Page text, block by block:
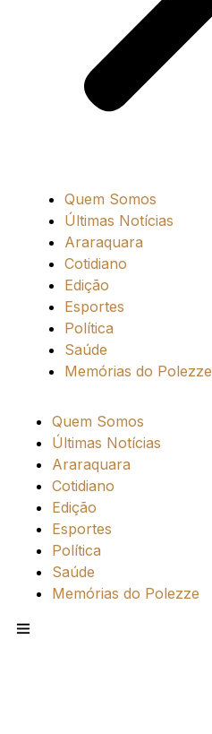
Quem Somos
Últimas Notícias
Araraquara
Cotidiano
Edição
Esportes
Política
Saúde
Memórias do Polezze
Quem Somos
Últimas Notícias
Araraquara
Cotidiano
Edição
Esportes
Política
Saúde
Memórias do Polezze